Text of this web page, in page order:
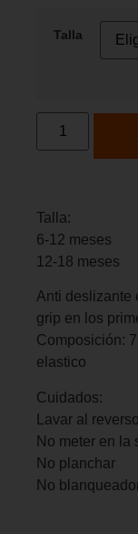
Talla
Talla:
6-12 meses
12-18 meses
Anti deslizante
grip en los
Composición:
elastico
Cuidados:
Lavar al reverso
No meter en la
No planchar
No